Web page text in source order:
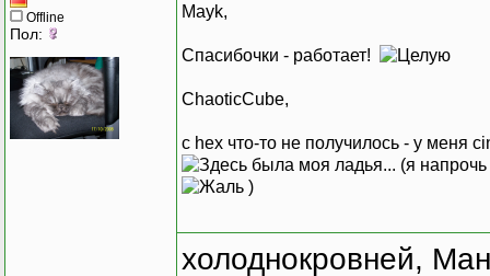
Offline
Пол:
Mayk,
Спасибочки - работает!
ChaoticCube,
с hex что-то не получилось - у меня
(я
)
холоднокровней,